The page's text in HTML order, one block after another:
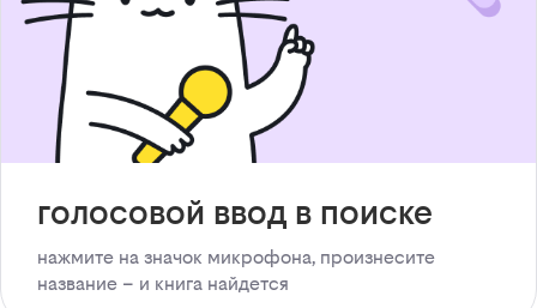
голосовой ввод в поиске
нажмите на значок микрофона, произнесите
название – и книга найдется